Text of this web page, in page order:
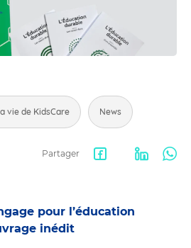
vie de KidsCare News
Partager
pour l’éducation
inédit